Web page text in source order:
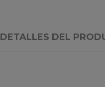
DETALLES DEL